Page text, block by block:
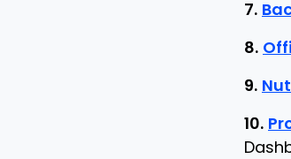
7.
8.
9.
10.